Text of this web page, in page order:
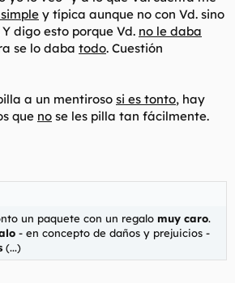
y típica aunque no con Vd. sino
digo esto porque Vd. no le daba
se lo daba todo. Cuestión
a un mentiroso si es tonto, hay
que no se les pilla tan fácilmente.
un paquete con un regalo muy caro.
- en concepto de daños y prejuicios -
(...)